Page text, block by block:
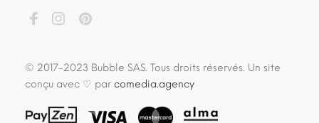
© 2017-2023 Bubble SAS. Tous droits réservés. Un site
conçu avec ♡ par comedia.agency